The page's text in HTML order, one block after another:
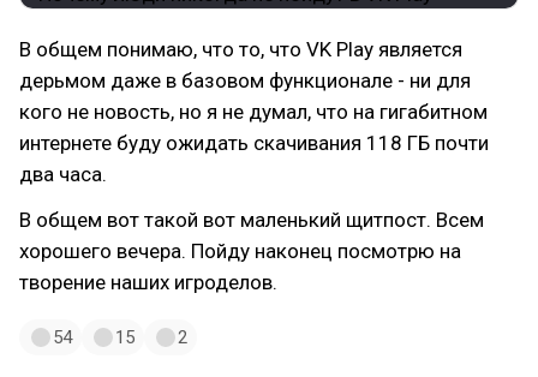
В общем понимаю, что то, что VK Play является
дерьмом даже в базовом функционале - ни для
кого не новость, но я не думал, что на гигабитном
интернете буду ожидать скачивания 118 ГБ почти
два часа.
В общем вот такой вот маленький щитпост. Всем
хорошего вечера. Пойду наконец посмотрю на
творение наших игроделов.
54 15 2